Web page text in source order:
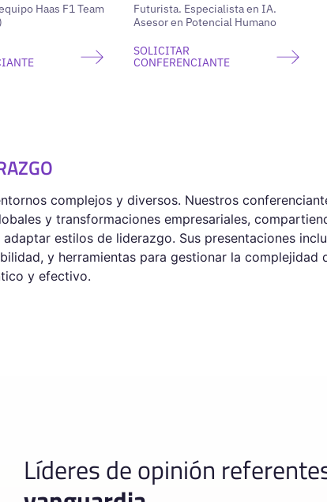
Haas F1 Team
Futurista. Especialista en IA.
Asesor en Potencial Humano
SOLICITAR
CONFERENCIANTE
complejos y diversos. Nuestros
y transformaciones empresariales,
estilos de liderazgo. Sus presentaciones
y herramientas para gestionar la complejidad
y efectivo.
Líderes de opinión